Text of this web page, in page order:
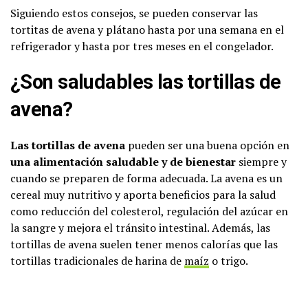
Siguiendo estos consejos, se pueden conservar las
tortitas de avena y plátano hasta por una semana en el
refrigerador y hasta por tres meses en el congelador.
¿Son saludables las tortillas de
avena?
Las tortillas de avena pueden ser una buena opción en
una alimentación saludable y de bienestar siempre y
cuando se preparen de forma adecuada. La avena es un
cereal muy nutritivo y aporta beneficios para la salud
como reducción del colesterol, regulación del azúcar en
la sangre y mejora el tránsito intestinal. Además, las
tortillas de avena suelen tener menos calorías que las
tortillas tradicionales de harina de maíz o trigo.